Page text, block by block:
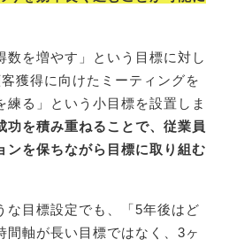
数を増やす」という目標に対し
獲得に向けたミーティングを
練る」という小目標を設置しま
功を積み重ねることで、従業員
ンを保ちながら目標に取り組む
な目標設定でも、「5年後はど
間軸が長い目標ではなく、3ヶ